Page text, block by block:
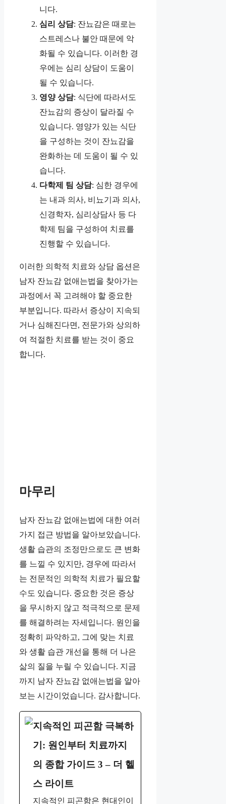
니다.
심리 상담: 잔뇨감은 때로는
스트레스나 불안 때문에 악
화될 수 있습니다. 이러한 경
우에는 심리 상담이 도움이
될 수 있습니다.
영양 상담: 식단에 따라서도
잔뇨감의 증상이 달라질 수
있습니다. 영양가 있는 식단
을 구성하는 것이 잔뇨감을
완화하는 데 도움이 될 수 있
습니다.
다학제 팀 상담: 심한 경우에
는 내과 의사, 비뇨기과 의사,
신경학자, 심리상담사 등 다
학제 팀을 구성하여 치료를
진행할 수 있습니다.
이러한 의학적 치료와 상담 옵션은
남자 잔뇨감 없애는법을 찾아가는
과정에서 꼭 고려해야 할 중요한
부분입니다. 따라서 증상이 지속되
거나 심해진다면, 전문가와 상의하
여 적절한 치료를 받는 것이 중요
합니다.
마무리
남자 잔뇨감 없애는법에 대한 여러
가지 접근 방법을 알아보았습니다.
생활 습관의 조정만으로도 큰 변화
를 느낄 수 있지만, 경우에 따라서
는 전문적인 의학적 치료가 필요할
수도 있습니다. 중요한 것은 증상
을 무시하지 않고 적극적으로 문제
를 해결하려는 자세입니다. 원인을
정확히 파악하고, 그에 맞는 치료
와 생활 습관 개선을 통해 더 나은
삶의 질을 누릴 수 있습니다. 지금
까지 남자 잔뇨감 없애는법을 알아
보는 시간이었습니다. 감사합니다.
지속적인 피곤함 극복하
기: 원인부터 치료까지
의 종합 가이드 3 – 더 헬
스 라이트
지속적인 피곤함은 현대인이